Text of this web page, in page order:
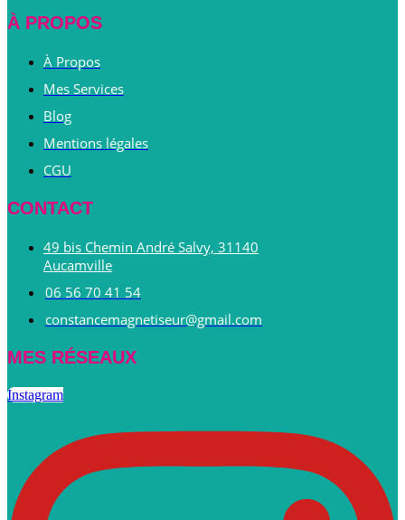
À PROPOS
À Propos
Mes Services
Blog
Mentions légales
CGU
CONTACT
49 bis Chemin André Salvy, 31140
Aucamville
06 56 70 41 54
constancemagnetiseur@gmail.com
MES RÉSEAUX
Instagram